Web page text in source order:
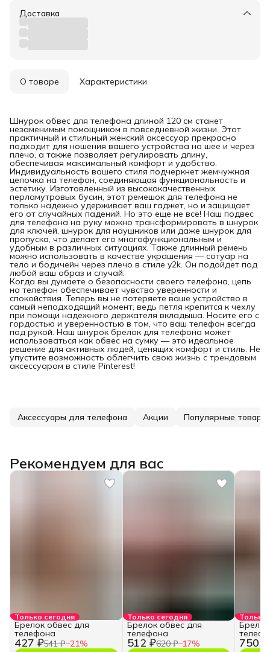
Доставка
О товаре Характеристики
Шнурок обвес для телефона длиной 120 см станет
незаменимым помощником в повседневной жизни. Этот
практичный и стильный женский аксессуар прекрасно
подходит для ношения вашего устройства на шее и через
плечо, а также позволяет регулировать длину,
обеспечивая максимальный комфорт и удобство.
Индивидуальность вашего стиля подчеркнет жемчужная
цепочка на телефон, соединяющая функциональность и
эстетику. Изготовленный из высококачественных
перламутровых бусин, этот ремешок для телефона не
только надежно удерживает ваш гаджет, но и защищает
его от случайных падений. Но это еще не всё! Наш подвес
для телефона на руку можно трансформировать в шнурок
для ключей, шнурок для наушников или даже шнурок для
пропуска, что делает его многофункциональным и
удобным в различных ситуациях. Также длинный ремень
можно использовать в качестве украшения — сотуар на
тело и бодичейн через плечо в стиле y2k. Он подойдет под
любой ваш образ и случай.
Когда вы думаете о безопасности своего телефона, цепь
на телефон обеспечивает чувство уверенности и
спокойствия. Теперь вы не потеряете ваше устройство в
самый неподходящий момент, ведь петля крепится к чехлу
при помощи надежного держателя вкладыша. Носите его с
гордостью и уверенностью в том, что ваш телефон всегда
под рукой. Наш шнурок брелок для телефона может
использоваться как обвес на сумку — это идеальное
решение для активных людей, ценящих комфорт и стиль. Не
упустите возможность облегчить свою жизнь с трендовым
аксессуаром в стиле Pinterest!
Аксессуары для телефона Акции Популярные товары
Рекомендуем для вас
Только сегодня
427 ₽541 ₽−21%
Брелок обвес для
телефона
Только сегодня
512 ₽620 ₽−17%
Брелок обвес для
телефона
Только
750 ₽